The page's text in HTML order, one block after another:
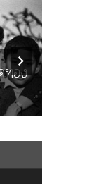
ทอง